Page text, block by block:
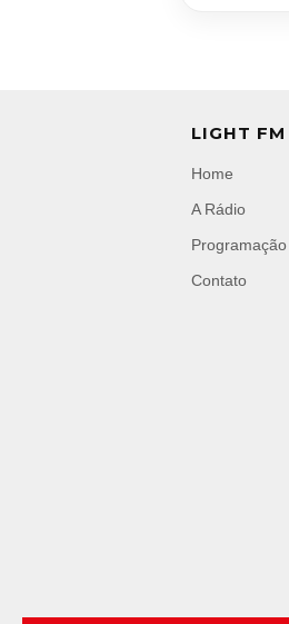
LIGHT FM
Home
A Rádio
Programação
Contato